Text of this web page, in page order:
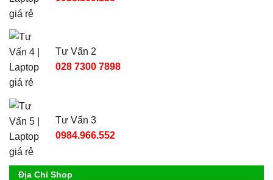
Tư Vấn 2
028 7300 7898
Tư Vấn 3
0984.966.552
Địa Chỉ Shop